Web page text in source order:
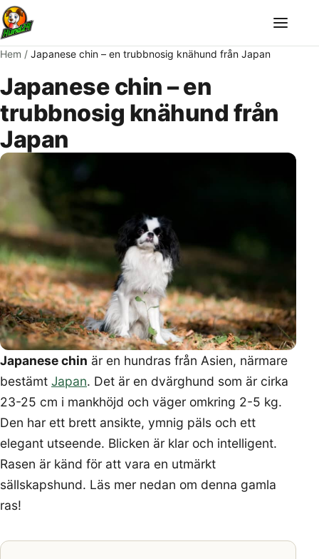
Meny
Hem / Japanese chin – en trubbnosig knähund från Japan
Japanese chin – en
trubbnosig knähund från
Japan
Japanese chin är en hundras från Asien, närmare
bestämt Japan. Det är en dvärghund som är cirka
23-25 cm i mankhöjd och väger omkring 2-5 kg.
Den har ett brett ansikte, ymnig päls och ett
elegant utseende. Blicken är klar och intelligent.
Rasen är känd för att vara en utmärkt
sällskapshund. Läs mer nedan om denna gamla
ras!